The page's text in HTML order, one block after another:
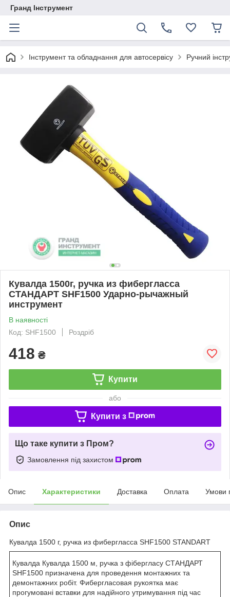
Гранд Інструмент
Інструмент та обладнання для автосервісу Ручний
Кувалда 1500г, ручка из фибергласса
СТАНДАРТ SHF1500 Ударно-рычажный
инструмент
В наявності
Код: SHF1500
Роздріб
418 ₴
Купити
або
Купити з
Що таке купити з Пром?
Замовлення під захистом
Опис Характеристики Доставка Оплата Умови
Опис
Кувалда 1500 г, ручка из фибергласса SHF1500 STANDART
Кувалда Кувалда 1500 м, ручка з фібергласу СТАНДАРТ
SHF1500 призначена для проведення монтажних та
демонтажних робіт. Фибергласовая рукоятка має
прогумовані вставки для надійного утримування під час